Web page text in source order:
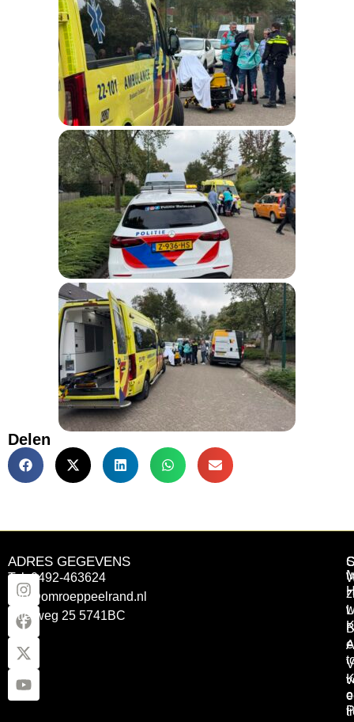
Delen
ADRES GEGEVENS
Tel: 0492-463624
info@omroeppeelrand.nl
Otterweg 25 5741BC